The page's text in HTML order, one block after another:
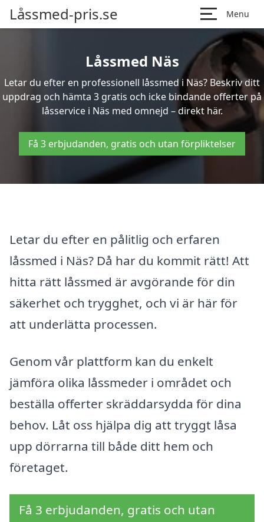
Låssmed-pris.se Menu
Låssmed Näs
Letar du efter en professionell låssmed i Näs? Beskriv ditt
uppdrag och hämta 3 gratis och icke bindande offerter på
låsservice i Näs med omnejd – direkt här.
Få 3 erbjudanden, gratis och utan förpliktelser
Letar du efter en pålitlig och erfaren
låssmed i Näs? Då har du kommit rätt! Att
hitta rätt låssmed är avgörande för din
säkerhet och trygghet, och vi är här för
att underlätta processen.
Genom vår plattform kan du enkelt
jämföra olika låssmeder i området och
beställa offerter skräddarsydda för dina
behov. Låt oss hjälpa dig att tryggt låsa
upp dörrarna till både ditt hem och
företaget.
Få 3 erbjudanden, gratis och utan